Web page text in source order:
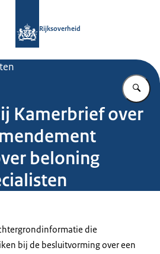
Rijksoverheid
Kamerbrief over
beloning
die
bij de besluitvorming over een